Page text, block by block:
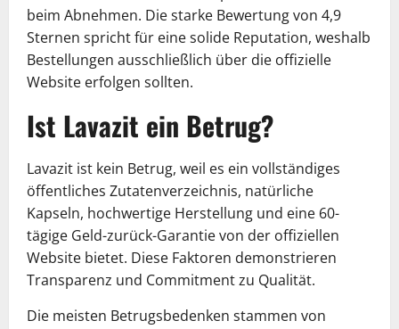
beim Abnehmen. Die starke Bewertung von 4,9
Sternen spricht für eine solide Reputation, weshalb
Bestellungen ausschließlich über die offizielle
Website erfolgen sollten.
Ist Lavazit ein Betrug?
Lavazit ist kein Betrug, weil es ein vollständiges
öffentliches Zutatenverzeichnis, natürliche
Kapseln, hochwertige Herstellung und eine 60-
tägige Geld-zurück-Garantie von der offiziellen
Website bietet. Diese Faktoren demonstrieren
Transparenz und Commitment zu Qualität.
Die meisten Betrugsbedenken stammen von